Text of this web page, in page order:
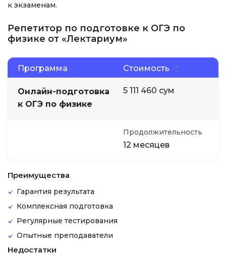
к экзаменам.
Репетитор по подготовке к ОГЭ по
физике от «Лектариум»
Программа Стоимость
Онлайн-подготовка
к ОГЭ по физике
5 111 460 сум
Продолжительность
12 месяцев
Преимущества
Гарантия результата
Комплексная подготовка
Регулярные тестирования
Опытные преподаватели
Недостатки